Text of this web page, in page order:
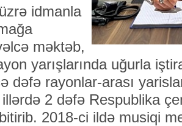
idmanla
məktəb,
yarışlarında uğurla
dəfə rayonlar-arası
2 dəfə Respublika
2018-ci ildə musiqi